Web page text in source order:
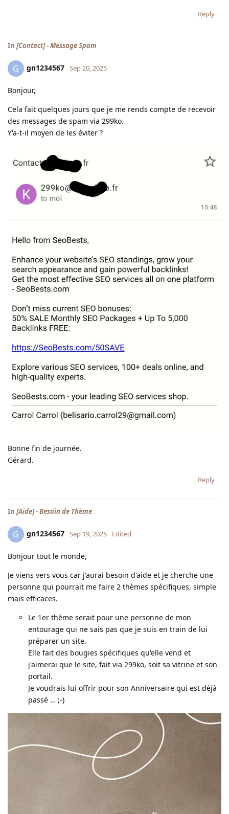
Reply
In [Contact] - Message Spam
G gn1234567 Sep 20, 2025
Bonjour,
Cela fait quelques jours que je me rends compte de recevoir
des messages de spam via 299ko.
Y'a-t-il moyen de les éviter ?
Bonne fin de journée.
Gérard.
Reply
In [Aide] - Besoin de Thème
G gn1234567 Sep 19, 2025 Edited
Bonjour tout le monde,
Je viens vers vous car j'aurai besoin d'aide et je cherche une
personne qui pourrait me faire 2 thèmes spécifiques, simple
mais efficaces.
Le 1er thème serait pour une personne de mon
entourage qui ne sais pas que je suis en train de lui
préparer un site.
Elle fait des bougies spécifiques qu'elle vend et
j'aimerai que le site, fait via 299ko, soit sa vitrine et son
portail.
Je voudrais lui offrir pour son Anniversaire qui est déjà
passé … ;-)